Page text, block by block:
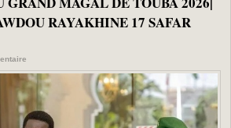
RAYAKHINE 17 SAFAR